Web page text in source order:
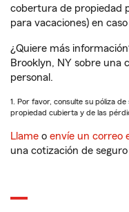
cobertura de propiedad
para vacaciones) en
¿Quiere más
Brooklyn, NY sobre una
personal.
1. Por favor, consulte su póliza
propiedad cubierta y de las
Llame o envíe un correo
una cotización de